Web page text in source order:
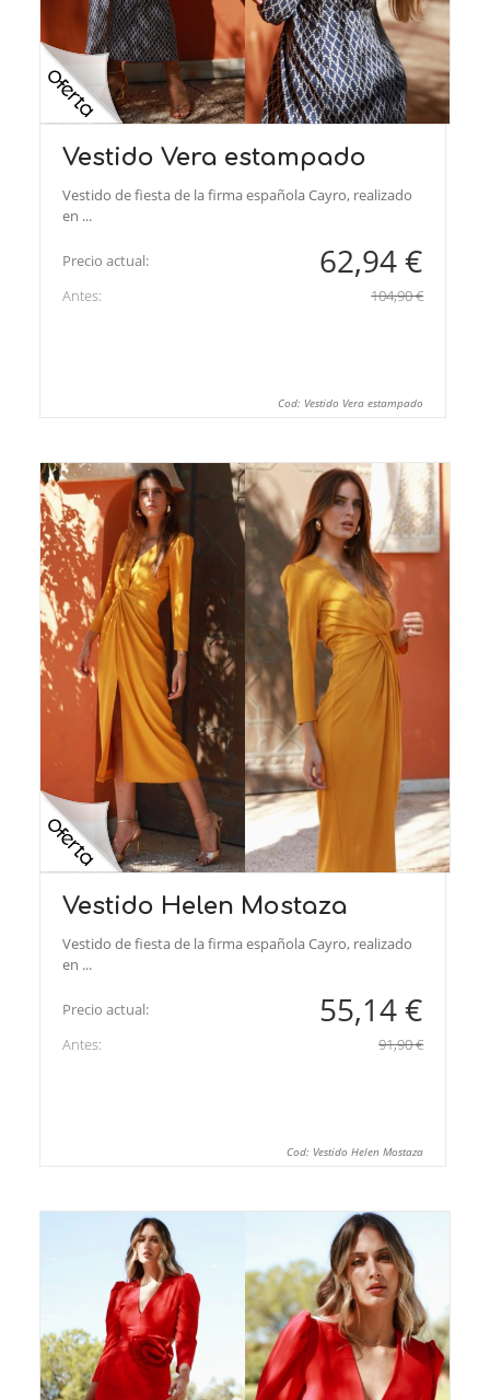
Vestido Vera estampado
Vestido de fiesta de la firma española Cayro, realizado
en ...
Precio actual: 62,94 €
Antes: 104,90 €
Cod: Vestido Vera estampado
Vestido Helen Mostaza
Vestido de fiesta de la firma española Cayro, realizado
en ...
Precio actual: 55,14 €
Antes: 91,90 €
Cod: Vestido Helen Mostaza